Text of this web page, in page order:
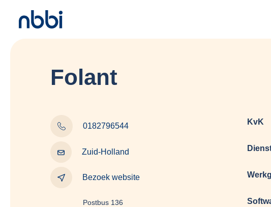
Folant
0182796544
Zuid-Holland
Bezoek website
Postbus 136
KvK